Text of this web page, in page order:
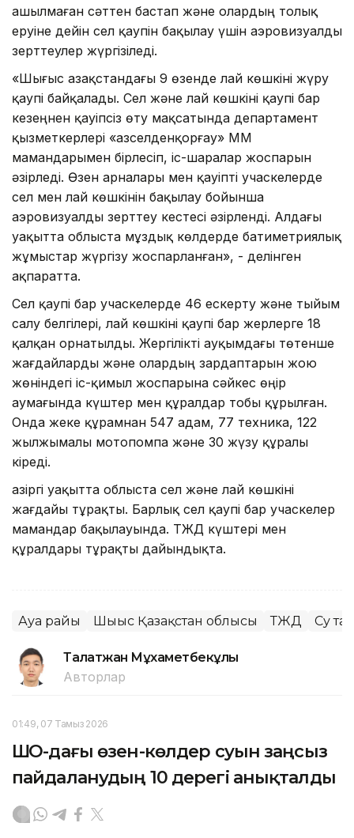
ашылмаған сәттен бастап және олардың толық
еруіне дейін сел қаупін бақылау үшін аэровизуалды
зерттеулер жүргізіледі.
«Шығыс Қазақстандағы 9 өзенде лай көшкіні жүру
қаупі байқалады. Сел және лай көшкіні қаупі бар
кезеңнен қауіпсіз өту мақсатында департамент
қызметкерлері «Қазселденқорғау» ММ
мамандарымен бірлесіп, іс-шаралар жоспарын
әзірледі. Өзен арналары мен қауіпті учаскелерде
сел мен лай көшкінін бақылау бойынша
аэровизуалды зерттеу кестесі әзірленді. Алдағы
уақытта облыста мұздық көлдерде батиметриялық
жұмыстар жүргізу жоспарланған», - делінген
ақпаратта.
Сел қаупі бар учаскелерде 46 ескерту және тыйым
салу белгілері, лай көшкіні қаупі бар жерлерге 18
қалқан орнатылды. Жергілікті ауқымдағы төтенше
жағдайларды және олардың зардаптарын жою
жөніндегі іс-қимыл жоспарына сәйкес өңір
аумағында күштер мен құралдар тобы құрылған.
Онда жеке құрамнан 547 адам, 77 техника, 122
жылжымалы мотопомпа және 30 жүзу құралы
кіреді.
Қазіргі уақытта облыста сел және лай көшкіні
жағдайы тұрақты. Барлық сел қаупі бар учаскелер
мамандар бақылауында. ТЖД күштері мен
құралдары тұрақты дайындықта.
Ауа райы Шығыс Қазақстан облысы ТЖД Су
Талғатжан Мұхаметбекұлы
Авторлар
01:49, 07 Тамыз 2026
ШҚО-дағы өзен-көлдер суын заңсыз
пайдаланудың 10 дерегі анықталды